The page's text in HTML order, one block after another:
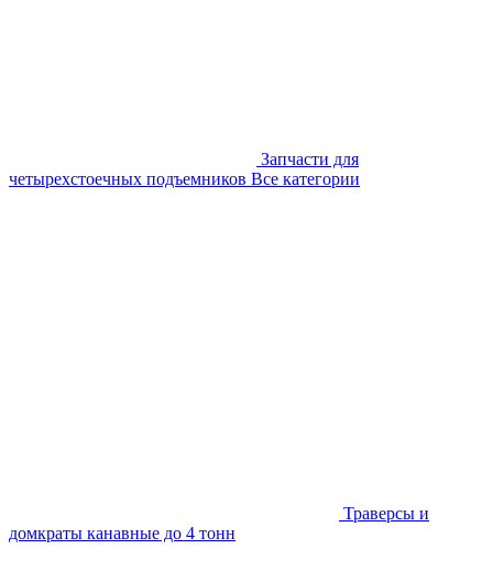
Запчасти для
четырехстоечных подъемников Все категории
Траверсы и
домкраты канавные до 4 тонн